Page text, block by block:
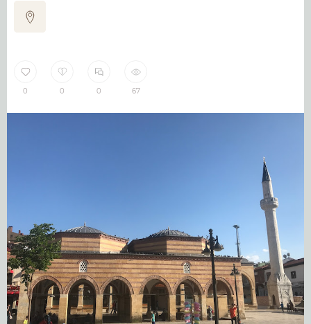
0 0 0 67